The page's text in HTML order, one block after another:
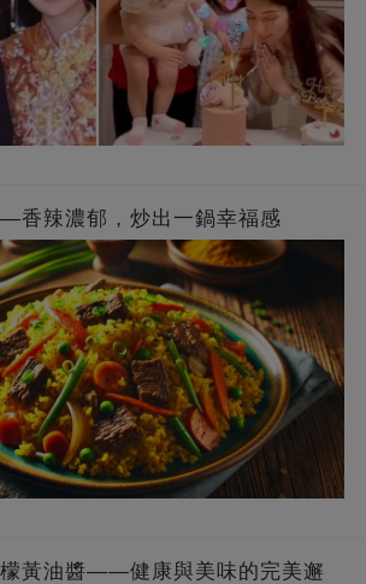
香辣濃郁，炒出一鍋幸福感
黃油醬——健康與美味的完美邂